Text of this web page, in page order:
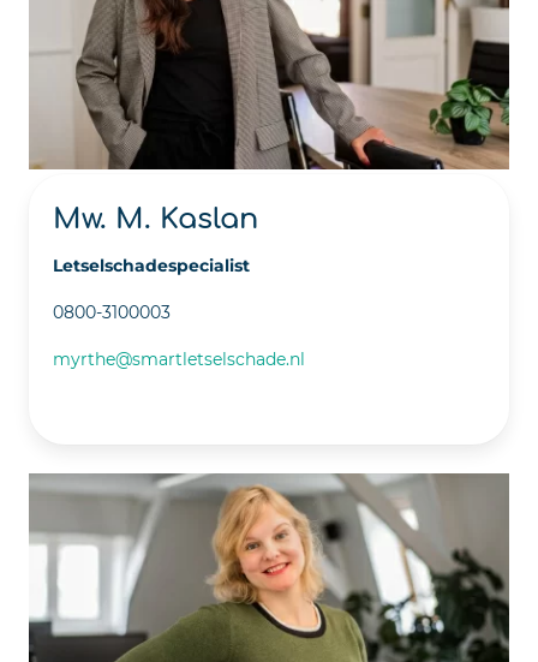
Mw. M. Kaslan
Letselschadespecialist
0800-3100003
myrthe@smartletselschade.nl